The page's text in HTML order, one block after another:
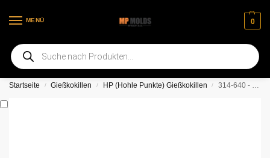
MENÜ 0
Willkommen auf unserer neuen Webseite
Startseite / Gießkokillen / HP (Hohle Punkte) Gießkokillen / 314-640 - 100 gn HP (Mehrfachauswahl)